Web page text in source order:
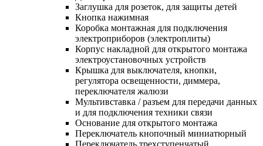
Заглушка для розеток, для защиты детей
Кнопка нажимная
Коробка монтажная для подключения
электроприборов (электроплиты)
Корпус накладной для открытого монтажа
электроустановочных устройств
Крышка для выключателя, кнопки,
регулятора освещенности, диммера,
переключателя жалюзи
Мультивставка / разъем для передачи данных
и для подключения техники связи
Основание для открытого монтажа
Переключатель кнопочный миниатюрный
Переключатель трехступенчатый